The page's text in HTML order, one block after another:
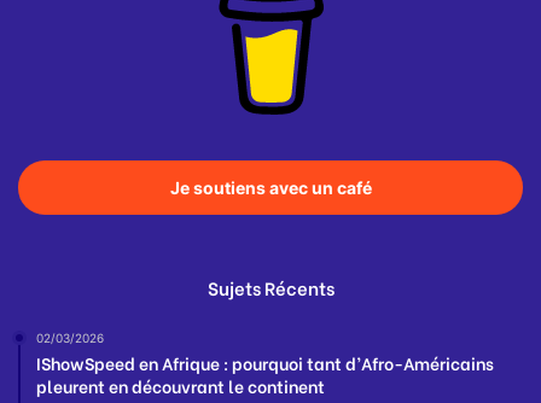
Je soutiens avec un café
Sujets Récents
02/03/2026
IShowSpeed en Afrique : pourquoi tant d’Afro-Américains
pleurent en découvrant le continent